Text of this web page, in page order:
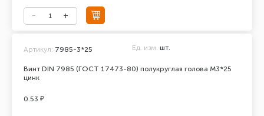
Винт DIN 7985 (ГОСТ 17473-80) полукруглая голова М3*25
цинк
Артикул: 7985-3*25 Ед. изм. шт.
0.53 ₽